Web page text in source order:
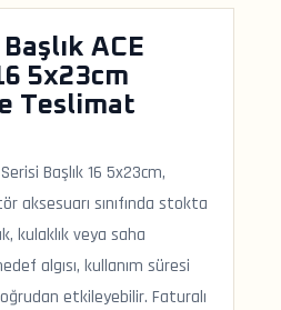
ACE
5x23cm
Teslimat
Başlık 16 5x23cm,
aksesuarı sınıfında stokta
kulaklık veya saha
algısı, kullanım süresi
etkileyebilir. Faturalı